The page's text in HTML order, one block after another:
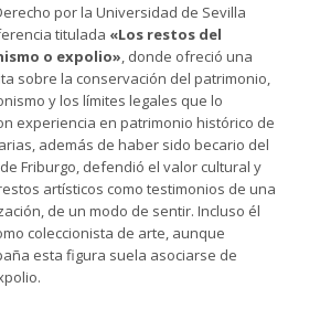
por la Universidad de Sevilla
titulada «Los restos del
o expolio», donde ofreció una
sobre la conservación del patrimonio,
y los límites legales que lo
experiencia en patrimonio histórico de
además de haber sido becario del
Friburgo, defendió el valor cultural y
artísticos como testimonios de una
de un modo de sentir. Incluso él
coleccionista de arte, aunque
esta figura suela asociarse de